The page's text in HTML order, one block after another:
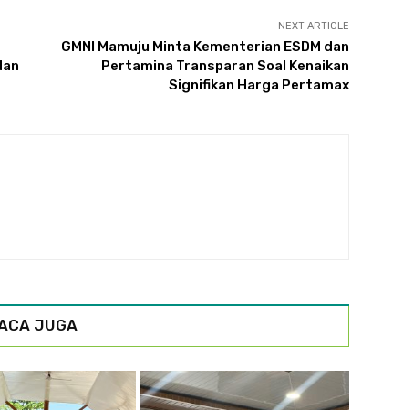
NEXT ARTICLE
GMNI Mamuju Minta Kementerian ESDM dan
Pertamina Transparan Soal Kenaikan
Signifikan Harga Pertamax
JUGA